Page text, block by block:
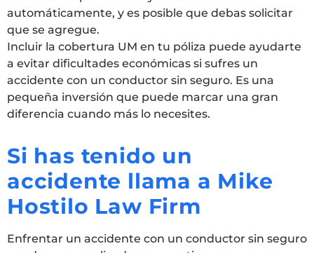
automáticamente, y es posible que debas solicitar
que se agregue.
Incluir la cobertura UM en tu póliza puede ayudarte
a evitar dificultades económicas si sufres un
accidente con un conductor sin seguro. Es una
pequeña inversión que puede marcar una gran
diferencia cuando más lo necesites.
Si has tenido un
accidente llama a Mike
Hostilo Law Firm
Enfrentar un accidente con un conductor sin seguro